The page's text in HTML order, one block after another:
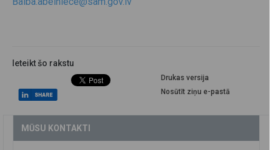
Ieteikt šo rakstu
Drukas versija
Nosūtīt ziņu e-pastā
MŪSU KONTAKTI